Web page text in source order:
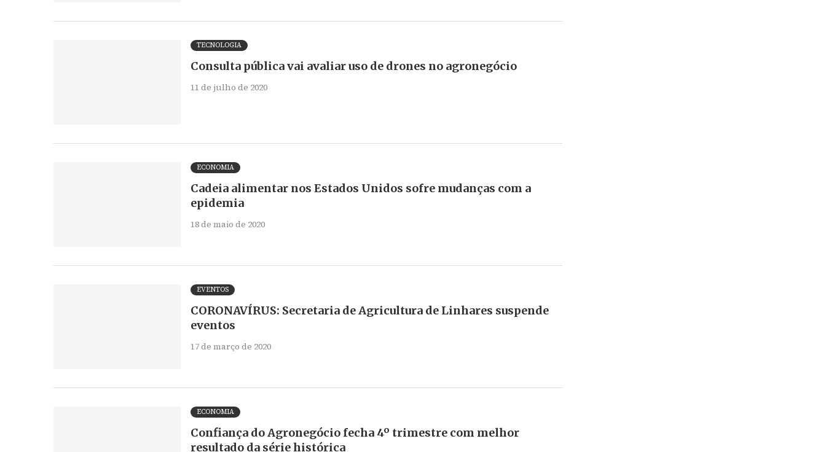
TECNOLOGIA
Consulta pública vai avaliar uso de drones no agronegócio
11 de julho de 2020
ECONOMIA
Cadeia alimentar nos Estados Unidos sofre mudanças com a
epidemia
18 de maio de 2020
EVENTOS
CORONAVÍRUS: Secretaria de Agricultura de Linhares suspende
eventos
17 de março de 2020
ECONOMIA
Confiança do Agronegócio fecha 4º trimestre com melhor
resultado da série histórica